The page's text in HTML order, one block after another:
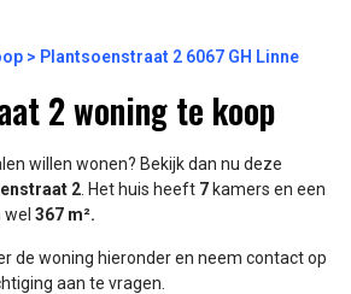
Plantsoenstraat 2 6067 GH Linne
2 woning te koop
willen wonen? Bekijk dan nu deze
2. Het huis heeft 7 kamers en een
367 m².
de woning hieronder en neem contact op
aan te vragen.